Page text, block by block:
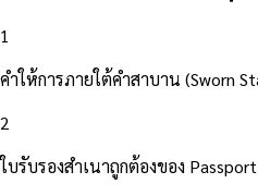
1
คำให้การภายใต้คำสาบาน (Sworn
2
ใบรับรองสำเนาถูกต้องของ